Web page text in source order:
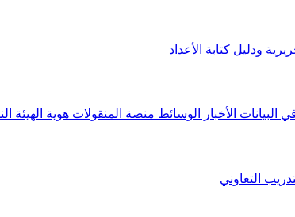
ودليل كتابة الأعداد
البيانات الأخبار الوسائط منصة المنقولات هوية الهيئة
التعاوني